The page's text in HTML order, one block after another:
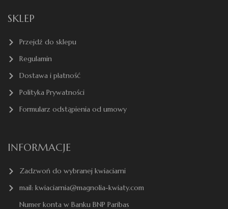
SKLEP
Przejdź do sklepu
Regulamin
Dostawa i płatność
Polityka Prywatności
Formularz odstąpienia od umowy
INFORMACJE
Zadzwoń do wybranej kwiaciarni
mail: kwiaciarnia@magnolia-kwiaty.com
Numer konta w Banku BNP Paribas